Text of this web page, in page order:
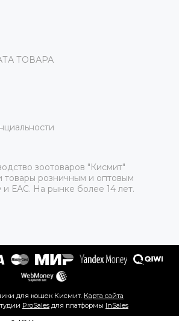
ТОВАРА
зоотоваров "Кисмит"
товары розничным и оптовым
ЕАС. На рынке более 14 лет.
для кошек Кисмит. Карта сайта
ProSales для платформы InSales